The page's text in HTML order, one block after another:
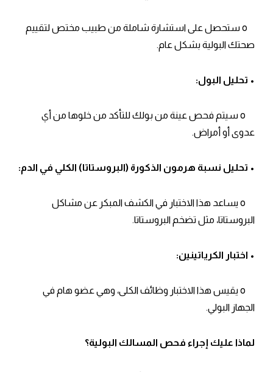
o ستحصل على استشارة شاملة من طبيب مختص لتقييم
صحتك البولية بشكل عام.
• تحليل البول:
o سيتم فحص عينة من بولك للتأكد من خلوها من أي
عدوى أو أمراض.
• تحليل نسبة هرمون الذكورة (البروستاتا) الكلي في الدم:
o يساعد هذا الاختبار في الكشف المبكر عن مشاكل
البروستاتا، مثل تضخم البروستاتا.
• اختبار الكرياتينين:
o يقيس هذا الاختبار وظائف الكلى، وهي عضو هام في
الجهاز البولي.
لماذا عليك إجراء فحص المسالك البولية؟